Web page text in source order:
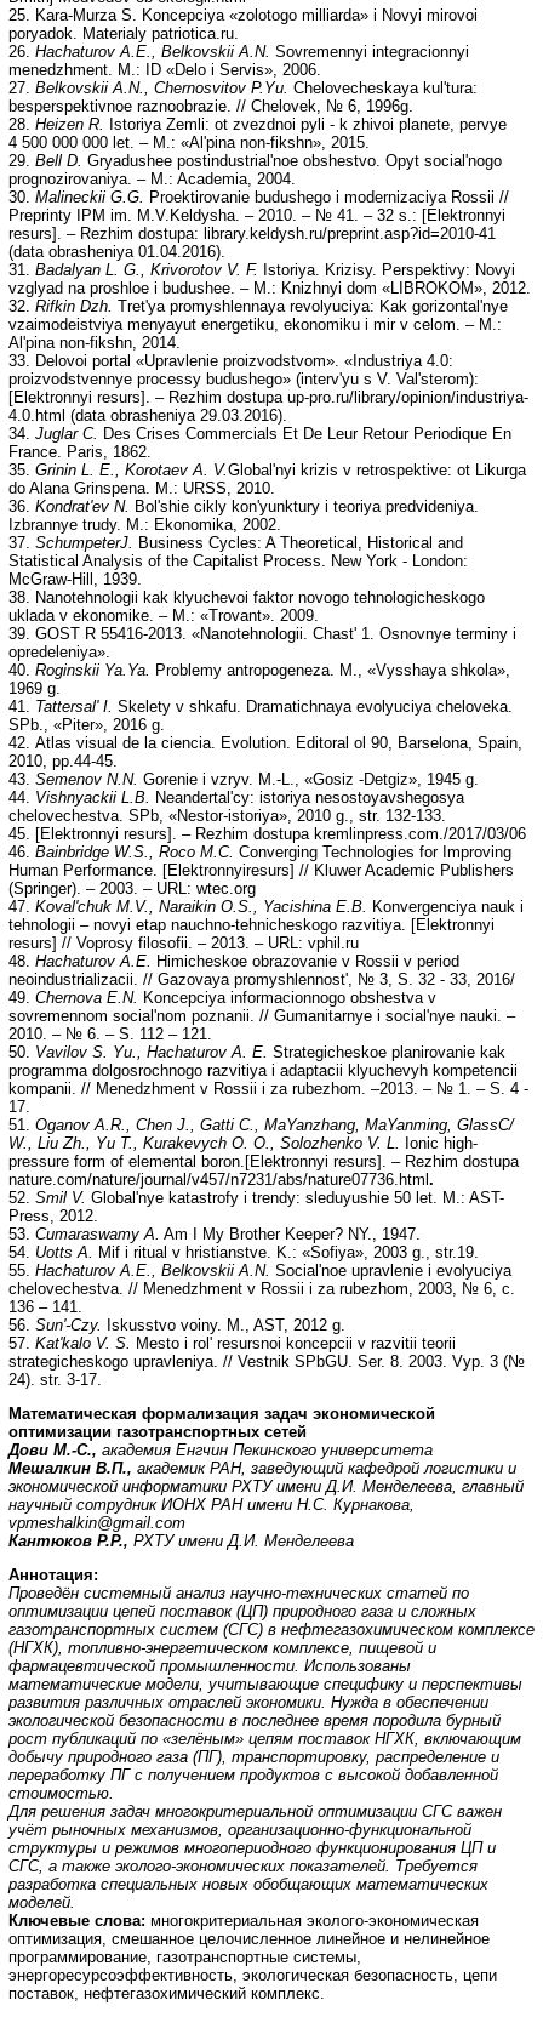
25. Kara-Murza S. Koncepciya «zolotogo milliarda» i Novyi mirovoi
poryadok. Materialy patriotica.ru.
26. Hachaturov A.E., Belkovskii A.N. Sovremennyi integracionnyi
menedzhment. M.: ID «Delo i Servis», 2006.
27. Belkovskii A.N., Chernosvitov P.Yu. Chelovecheskaya kul'tura:
besperspektivnoe raznoobrazie. // Chelovek, № 6, 1996g.
28. Heizen R.
Istoriya Zemli: ot zvezdnoi pyli - k zhivoi planete, pervye
4 500 000 000 let. – M.: «Al'pina non-fikshn», 2015.
29. Bell D. Gryadushee postindustrial'noe obshestvo. Opyt social'nogo
prognozirovaniya. – M.: Academia, 2004.
30. Malineckii G.G.
Proektirovanie budushego i modernizaciya Rossii //
Preprinty IPM im. M.V.Keldysha. – 2010. – № 41. – 32 s.: [Elektronnyi
resurs]. – Rezhim dostupa: library.keldysh.ru/preprint.asp?id=2010-41
(data obrasheniya 01.04.2016).
31. Badalyan L. G., Krivorotov V. F. Istoriya. Krizisy. Perspektivy: Novyi
vzglyad na proshloe i budushee. – M.: Knizhnyi dom «LIBROKOM», 2012.
32. Rifkin Dzh. Tret'ya promyshlennaya revolyuciya: Kak gorizontal'nye
vzaimodeistviya menyayut energetiku, ekonomiku i mir v celom. – M.:
Al'pina non-fikshn, 2014.
33. Delovoi portal «Upravlenie proizvodstvom». «Industriya 4.0:
proizvodstvennye processy budushego» (interv'yu s V. Val'sterom):
[Elektronnyi resurs]. – Rezhim dostupa up-pro.ru/library/opinion/industriya-
4.0.html (data obrasheniya 29.03.2016).
34. Juglar C. Des Crises Commercials Et De Leur Retour Periodique En
France. Paris, 1862.
35. Grinin L. E., Korotaev A. V.Global'nyi krizis v retrospektive: ot Likurga
do Alana Grinspena. M.: URSS, 2010.
36. Kondrat'ev N. Bol'shie cikly kon'yunktury i teoriya predvideniya.
Izbrannye trudy. M.: Ekonomika, 2002.
37. SchumpeterJ.
Business Cycles: A Theoretical, Historical and
Statistical Analysis of the Capitalist Process. New York - London:
McGraw-Hill, 1939.
38. Nanotehnologii kak klyuchevoi faktor novogo tehnologicheskogo
uklada v ekonomike. – M.: «Trovant». 2009.
39. GOST R 55416-2013. «Nanotehnologii. Chast' 1. Osnovnye terminy i
opredeleniya».
40. Roginskii Ya.Ya.
Problemy antropogeneza. M., «Vysshaya shkola»,
1969 g.
41. Tattersal' I. Skelety v shkafu. Dramatichnaya evolyuciya cheloveka.
SPb., «Piter», 2016 g.
42. Atlas visual de la ciencia. Evolution. Editoral ol 90, Barselona, Spain,
2010, pp.44-45.
43. Semenov N.N. Gorenie i vzryv. M.-L., «Gosiz -Detgiz», 1945 g.
44. Vishnyackii L.B.
Neandertal'cy: istoriya nesostoyavshegosya
chelovechestva. SPb, «Nestor-istoriya», 2010 g., str. 132-133.
45. [Elektronnyi resurs]. – Rezhim dostupa kremlinpress.com./2017/03/06
46. Bainbridge W.S., Roco M.C. Converging Technologies for Improving
Human Performance. [Elektronnyiresurs] // Kluwer Academic Publishers
(Springer). – 2003. – URL: wtec.org
47. Koval'chuk M.V., Naraikin O.S., Yacishina E.B.
Konvergenciya nauk i
tehnologii – novyi etap nauchno-tehnicheskogo razvitiya. [Elektronnyi
resurs] // Voprosy filosofii. – 2013. – URL: vphil.ru
48. Hachaturov A.E.
Himicheskoe obrazovanie v Rossii v period
neoindustrializacii. // Gazovaya promyshlennost', № 3, S. 32 - 33, 2016/
49. Chernova E.N. Koncepciya informacionnogo obshestva v
sovremennom social'nom poznanii. // Gumanitarnye i social'nye nauki. –
2010. – № 6. – S. 112 – 121.
50. Vavilov S. Yu., Hachaturov A. E. Strategicheskoe planirovanie kak
programma dolgosrochnogo razvitiya i adaptacii klyuchevyh kompetencii
kompanii. // Menedzhment v Rossii i za rubezhom. –2013. – № 1. – S. 4 -
17.
51. Oganov A.R., Chen J., Gatti C., MaYanzhang, MaYanming, GlassC/
W., Liu Zh., Yu T., Kurakevych O. O., Solozhenko V. L.
Ionic high-
pressure form of elemental boron.[Elektronnyi resurs]. – Rezhim dostupa
nature.com/nature/journal/v457/n7231/abs/nature07736.html .
52. Smil V. Global'nye katastrofy i trendy: sleduyushie 50 let. M.: AST-
Press, 2012.
53. Cumaraswamy A. Am I My Brother Keeper? NY., 1947.
54. Uotts A.
Mif i ritual v hristianstve. K.: «Sofiya», 2003 g., str.19.
55. Hachaturov A.E., Belkovskii A.N. Social'noe upravlenie i evolyuciya
chelovechestva. // Menedzhment v Rossii i za rubezhom, 2003, № 6, c.
136 – 141.
56. Sun'-Czy.
Iskusstvo voiny. M., AST, 2012 g.
57. Kat'kalo V. S.
Mesto i rol' resursnoi koncepcii v razvitii teorii
strategicheskogo upravleniya. // Vestnik SPbGU. Ser. 8. 2003. Vyp. 3 (№
24). str. 3-17.
Математическая формализация задач экономической
оптимизации газотранспортных сетей
Дови М.-С., академия Енгчин Пекинского университета
Мешалкин В.П., академик РАН, заведующий кафедрой логистики и
экономической информатики РХТУ имени Д.И. Менделеева, главный
научный сотрудник ИОНХ РАН имени Н.С. Курнакова,
vpmeshalkin@gmail.com
Кантюков Р.Р., РХТУ имени Д.И. Менделеева
Аннотация:
Проведён системный анализ научно-технических статей по
оптимизации цепей поставок (ЦП) природного газа и сложных
газотранспортных систем (СГС) в нефтегазохимическом комплексе
(НГХК), топливно-энергетическом комплексе, пищевой и
фармацевтической промышленности. Использованы
математические модели, учитывающие специфику и перспективы
развития различных отраслей экономики. Нужда в обеспечении
экологической безопасности в последнее время породила бурный
рост публикаций по «зелёным» цепям поставок НГХК, включающим
добычу природного газа (ПГ), транспортировку, распределение и
переработку ПГ с получением продуктов с высокой добавленной
стоимостью.
Для решения задач многокритериальной оптимизации СГС важен
учёт рыночных механизмов, организационно-функциональной
структуры и режимов многопериодного функционирования ЦП и
СГС, а также эколого-экономических показателей. Требуется
разработка специальных новых обобщающих математических
моделей.
Ключевые слова: многокритериальная эколого-экономическая
оптимизация, смешанное целочисленное линейное и нелинейное
программирование, газотранспортные системы,
энергоресурсоэффективность, экологическая безопасность, цепи
поставок, нефтегазохимический комплекс.